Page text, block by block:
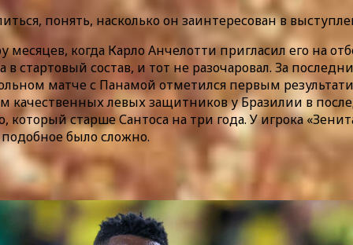
понять, насколько он заинтересован в
месяцев, когда Карло Анчелотти пригласил его
состав, и тот не разочаровал. За
матче с Панамой отметился первым
качественных левых защитников у Бразилии в
который старше Сантоса на три года. У игрока
было сложно.